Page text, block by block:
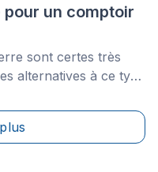
un comptoir
sont certes très
alternatives à ce type
il est normal que
modèles proposés.